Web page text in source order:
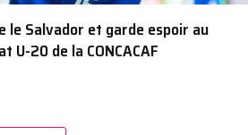
le Salvador et garde espoir au
U-20 de la CONCACAF